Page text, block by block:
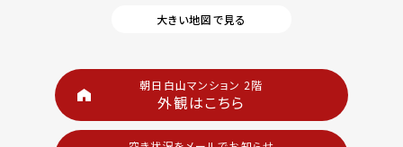
大きい地図で見る
朝日白山マンション 2階
外観はこちら